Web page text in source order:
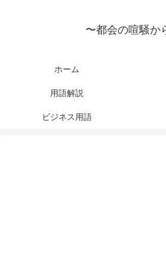
〜都会の喧騒か
ホーム
用語解説
ビジネス用語